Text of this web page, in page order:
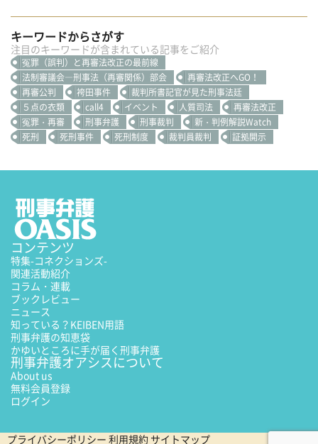
キーワードからさがす
注目のキーワードが含まれている記事をご紹介
冤罪（誤判）と再審法改正の最前線
法制審議会―刑事法（再審関係）部会
再審法改正へGO！
再審公判
袴田事件
裁判所書記官が見た刑事法廷
５点の衣類
call4 イベント 人質司法
再審法改正
冤罪・再審
刑事弁護 刑事裁判
新・判例解説Watch
死刑
死刑事件 死刑制度 裁判員裁判 証拠開示
コンテンツ
特集-コネクションズ-
関連活動紹介
コラム・連載
ブックレビュー
ニュース
知っている？KEIBEN用語
刑事弁護の知恵袋
かゆいところに手が届く刑事弁護
刑事弁護オアシスについて
About us
無料会員登録
ログイン
プライバシーポリシー 利用規約 サイトマップ